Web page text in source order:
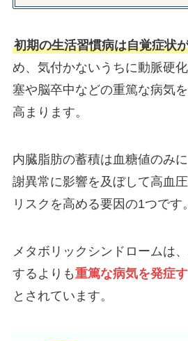
初期の生活習慣病は自覚症状
め、気付かないうちに動脈硬
塞や脳卒中などの重篤な病気
高まります。
内臓脂肪の蓄積は血糖値のみ
謝異常に影響を及ぼして高血
リスクを高める要因の1つです。
メタボリックシンドロームは
するよりも重篤な病気を発症
とされています。